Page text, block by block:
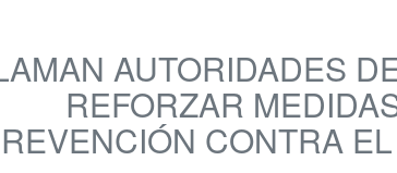
AUTORIDADES
REFORZAR
CONTRA